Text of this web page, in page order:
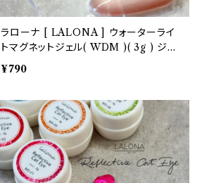
ラローナ [ LALONA ] ウォーターライ
トマグネットジェル( WDM )( 3g ) ジェ
ルネイル/ネイル/セルフネイル/水光/マグ
ジェル/韓国ネイル
¥790